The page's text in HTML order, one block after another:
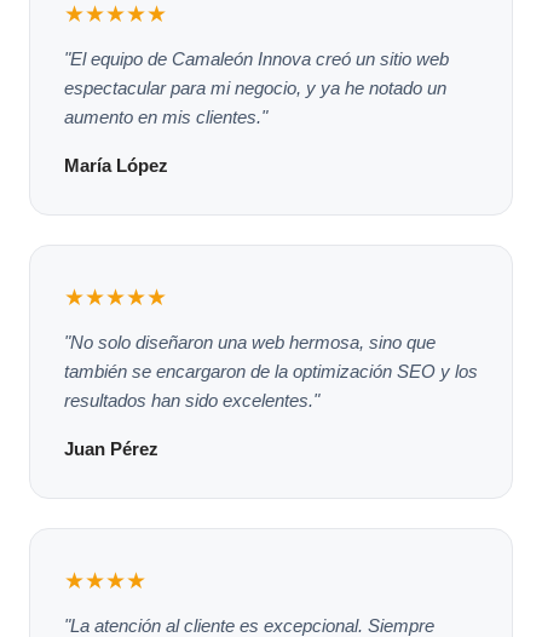
★★★★★
"El equipo de Camaleón Innova creó un sitio web
espectacular para mi negocio, y ya he notado un
aumento en mis clientes."
María López
★★★★★
"No solo diseñaron una web hermosa, sino que
también se encargaron de la optimización SEO y los
resultados han sido excelentes."
Juan Pérez
★★★★
"La atención al cliente es excepcional. Siempre